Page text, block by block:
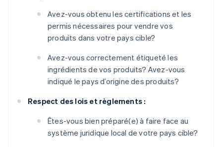
Avez-vous obtenu les certifications et les
permis nécessaires pour vendre vos
produits dans votre pays cible?
Avez-vous correctement étiqueté les
ingrédients de vos produits? Avez-vous
indiqué le pays d’origine des produits?
Respect des lois et règlements :
Êtes-vous bien préparé(e) à faire face au
système juridique local de votre pays cible?